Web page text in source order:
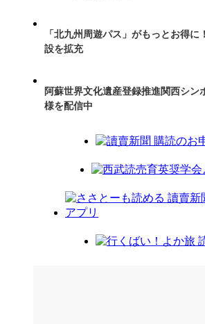
「北九州周遊パス」がもっとお得に
設を拡充
阿蘇世界文化遺産登録推進関西シ
様を配信中